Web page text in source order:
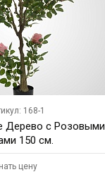
168-1
Дерево с Розовыми
150 см.
цену